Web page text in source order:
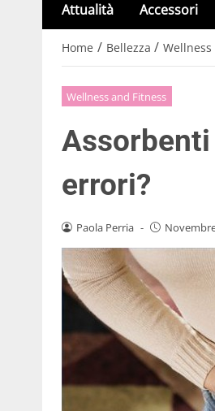
Attualità Accessori
Home / Bellezza /
Wellness and Fitness
errori?
Paola Perria -